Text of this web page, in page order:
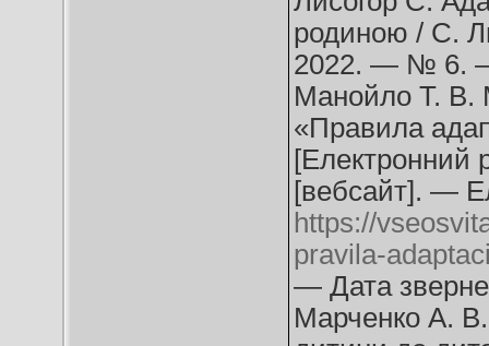
родиною / С.
2022. — № 6.
Манойло Т. В.
«Правила
[Електронний
[вебсайт]. —
https://
pravila-
— Дата
Марченко А.